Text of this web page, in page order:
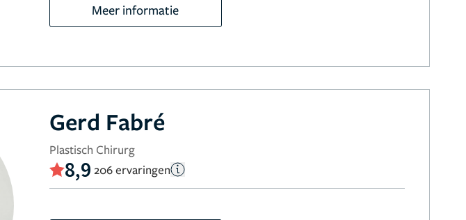
Meer informatie
Gerd Fabré
Plastisch Chirurg
8,9 206 ervaringen